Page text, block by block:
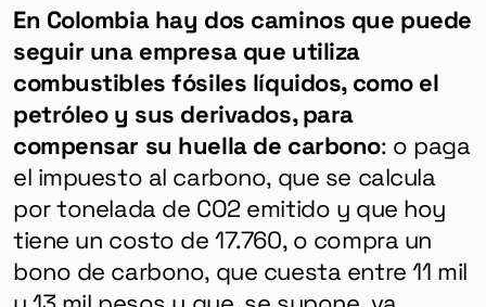
En Colombia hay dos caminos que puede
seguir una empresa que utiliza
combustibles fósiles líquidos, como el
petróleo y sus derivados, para
compensar su huella de carbono: o paga
el impuesto al carbono, que se calcula
por tonelada de CO2 emitido y que hoy
tiene un costo de 17.760, o compra un
bono de carbono, que cuesta entre 11 mil